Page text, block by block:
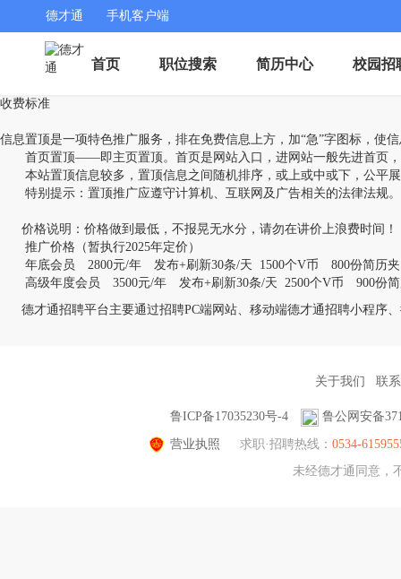
德才通 手机客户端
首页 职位搜索 简历中心 校园招
收费标准
信息置顶是一项特色推广服务，排在免费信息上方，加“急”字图标，使
首页置顶——即主页置顶。首页是网站入口，进网站一般先进首页，
本站置顶信息较多，置顶信息之间随机排序，或上或中或下，公平
特别提示：置顶推广应遵守计算机、互联网及广告相关的法律法规
价格说明：价格做到最低，不报晃无水分，请勿在讲价上浪费时间！
推广价格（暂执行2025年定价）
年底会员 2800元/年 发布+刷新30条/天 1500个V币 800份简历
高级年度会员 3500元/年 发布+刷新30条/天 2500个V币 900份
德才通招聘平台主要通过招聘PC端网站、移动端德才通招聘小程序
关于我们 联
鲁ICP备17035230号-4 鲁公网安备
营业执照 求职·招聘热线： 0534-
未经德才通同意，